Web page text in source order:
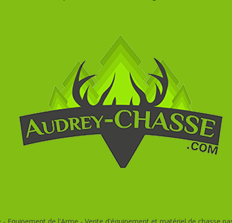
- Equipement de l'Arme - Vente d'équipement et matériel de chasse